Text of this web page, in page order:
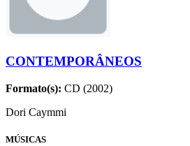
CONTEMPORÂNEOS
Formato(s): CD (2002)
Dori Caymmi
MÚSICAS